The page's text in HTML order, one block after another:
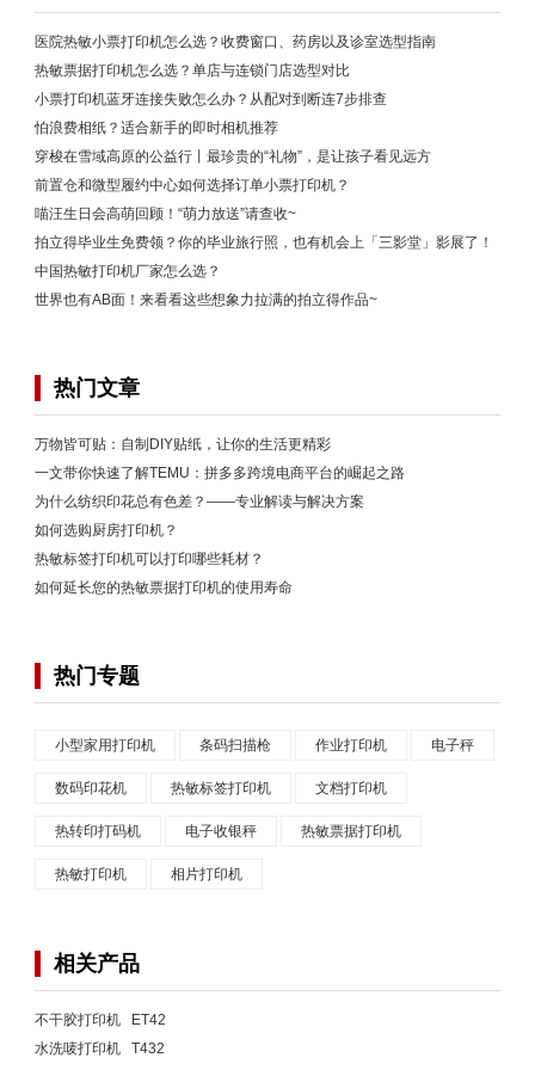
医院热敏小票打印机怎么选？收费窗口、药房以及诊室选型指南
热敏票据打印机怎么选？单店与连锁门店选型对比
小票打印机蓝牙连接失败怎么办？从配对到断连7步排查
怕浪费相纸？适合新手的即时相机推荐
穿梭在雪域高原的公益行丨最珍贵的“礼物”，是让孩子看见远方
前置仓和微型履约中心如何选择订单小票打印机？
喵汪生日会高萌回顾！“萌力放送”请查收~
拍立得毕业生免费领？你的毕业旅行照，也有机会上「三影堂」影展了！
中国热敏打印机厂家怎么选？
世界也有AB面！来看看这些想象力拉满的拍立得作品~
热门文章
万物皆可贴：自制DIY贴纸，让你的生活更精彩
一文带你快速了解TEMU：拼多多跨境电商平台的崛起之路
为什么纺织印花总有色差？——专业解读与解决方案
如何选购厨房打印机？
热敏标签打印机可以打印哪些耗材？
如何延长您的热敏票据打印机的使用寿命
热门专题
小型家用打印机 条码扫描枪 作业打印机 电子秤
数码印花机 热敏标签打印机 文档打印机
热转印打码机 电子收银秤 热敏票据打印机
热敏打印机 相片打印机
相关产品
不干胶打印机 ET42
水洗唛打印机 T432